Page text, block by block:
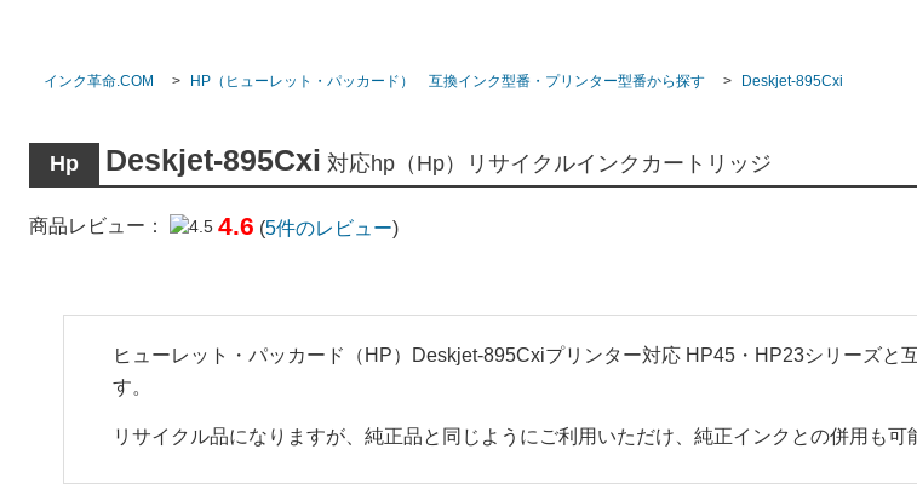
インク革命.COM HP（ヒューレット・パッカード） 互換インク型番・プリンター型番から探す Deskjet-895Cxi
Hp Deskjet-895Cxi 対応hp（Hp）リサイクルインクカートリッジ
商品レビュー： 4.6 (5件のレビュー)
ヒューレット・パッカード（HP）Deskjet-895Cxiプリンター対応 HP45・HP23シリーズ
す。
リサイクル品になりますが、純正品と同じようにご利用いただけ、純正インクとの併用も可